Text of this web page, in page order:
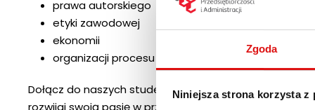
Zgoda
Niniejsza strona korzysta z
prawa autorskiego
etyki zawodowej
ekonomii
organizacji procesu inwestycyjnego i projektowego
Dołącz do naszych studentów na kierunku studia